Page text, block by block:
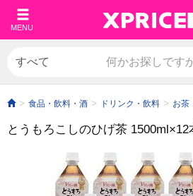
MENU
食品・飲料・酒 ドリンク・飲料 お茶
とうもろこしのひげ茶 1500ml×12